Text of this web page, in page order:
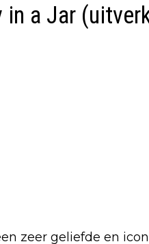
in a Jar
zeer geliefde en